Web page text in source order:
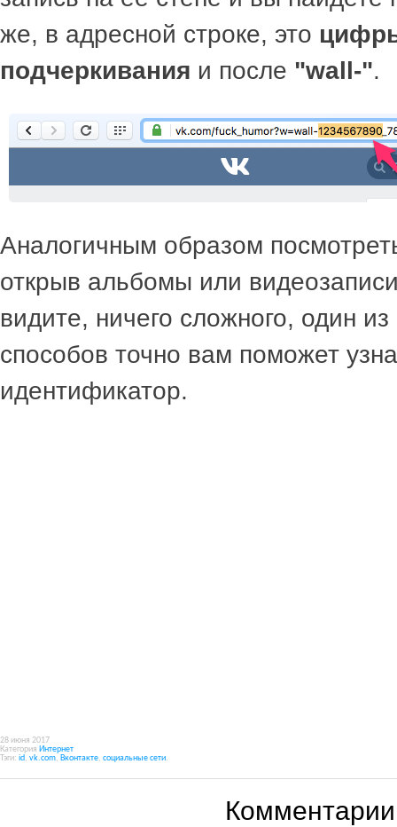
же, в адресной строке, это
подчеркивания и после "wall-".
Аналогичным образом
открыв альбомы или
видите, ничего сложного, один
способов точно вам поможет
идентификатор.
28 июня 2017
Категория Интернет
Тэги: id, vk.com, Вконтакте, социальные сети.
Комментарии